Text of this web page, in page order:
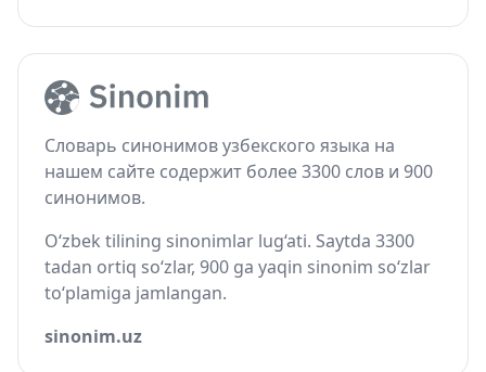
Словарь синонимов узбекского языка на
нашем сайте содержит более 3300 слов и 900
синонимов.
O‘zbek tilining sinonimlar lug‘ati. Saytda 3300
tadan ortiq so‘zlar, 900 ga yaqin sinonim so‘zlar
to‘plamiga jamlangan.
sinonim.uz